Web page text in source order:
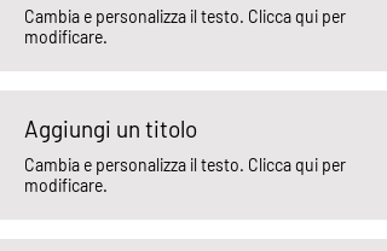
Cambia e personalizza il testo. Clicca qui per
modificare.
Aggiungi un titolo
Cambia e personalizza il testo. Clicca qui per
modificare.